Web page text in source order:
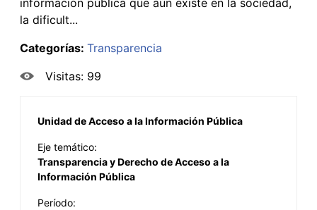
la dificult...
Categorías: Transparencia
Visitas: 99
Unidad de Acceso a la Información Pública
Eje temático:
Transparencia y Derecho de Acceso a la
Información Pública
Período: